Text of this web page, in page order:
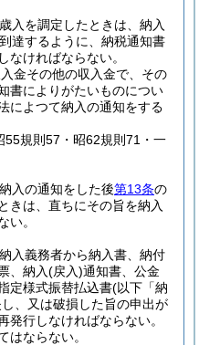
入を調定したときは、納入
達するように、納税通知書
なければならない。
金その他の収入金で、その
書によりがたいものについ
によつて納入の通知をする
55規則57・昭62規則71・一
入の通知をした後第13条の
きは、直ちにその旨を納入
い。
入義務者から納入書、納付
、納入(戻入)通知書、公金
定様式振替払込書(以下「納
、又は破損した旨の申出が
発行しなければならない。
はならない。